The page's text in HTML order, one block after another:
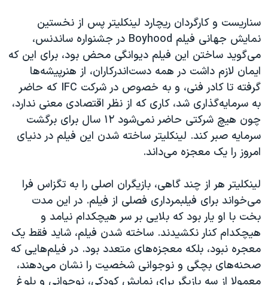
سناریست و کارگردان ریچارد لینکلیتر پس از نخستین
نمایش جهانی فیلم Boyhood در جشنواره ساندنس،
می‌گوید ساختن این فیلم دیوانگی محض بود، برای این که
ایمان لازم داشت در همه دست‌اندرکاران، از هنرپیشه‌ها
گرفته تا کادر فنی، و به خصوص در شرکت IFC که حاضر
به سرمایه‌گذاری شد، کاری که از نظر اقتصادی معنی ندارد،
چون هیچ شرکتی حاضر نمی‌شود ۱۲ سال برای برگشت
سرمایه صبر کند. لینکلیتر ساخته شدن این فیلم در دنیای
امروز را یک معجزه می‌داند.
لینکلیتر هر از چند گاهی، بازیگران اصلی را به تگزاس فرا
می‌خواند برای فیلبمرداری فصلی از فیلم. در این مدت
بخت با او یار بود که بلایی بر سر هیچکدام نیامد و
هیچکدام کنار نکشیدند. ساخته شدن فیلم، شاید فقط یک
معجره نبود، بلکه معجزه‌های متعدد بود. در فیلم‌هایی که
صحنه‌های بچگی و نوجوانی شخصیت را نشان می‌دهند،